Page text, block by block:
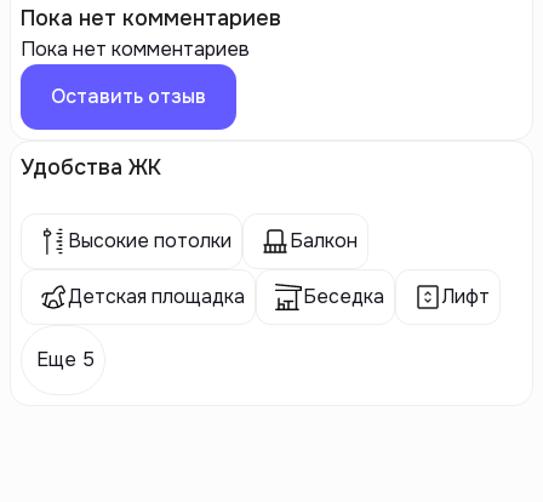
Пока нет комментариев
Пока нет комментариев
Оставить отзыв
Удобства ЖК
Высокие потолки Балкон
Детская площадка Беседка Лифт
Еще 5